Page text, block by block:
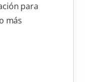
para
más